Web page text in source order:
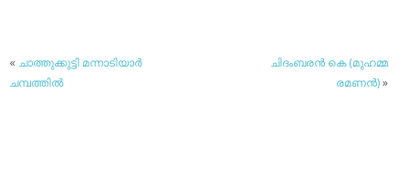
« ചാത്തുക്കുട്ടി മന്നാടിയാര്‍
ചമ്പത്തില്‍
ചിദംബരന്‍ കെ (മുഹമ്മ
രമണന്‍)»